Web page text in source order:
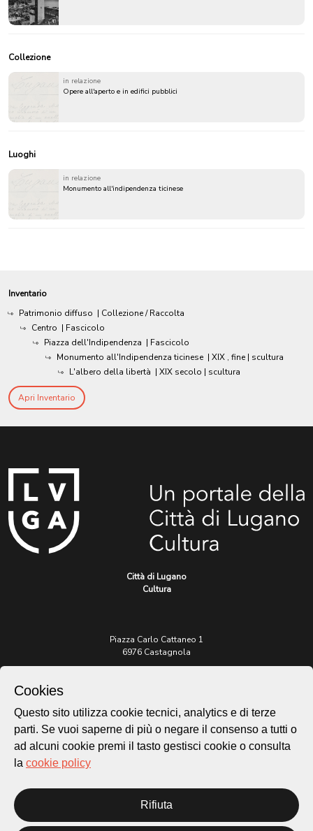
Collezione
in relazione
Opere all'aperto e in edifici pubblici
Luoghi
in relazione
Monumento all'indipendenza ticinese
Inventario
Patrimonio diffuso | Collezione / Raccolta
Centro | Fascicolo
Piazza dell'Indipendenza | Fascicolo
Monumento all'Indipendenza ticinese | XIX , fine | scultura
L'albero della libertà | XIX secolo | scultura
Apri Inventario
Città di Lugano
Cultura
Piazza Carlo Cattaneo 1
6976 Castagnola
Per informazioni:
patrimonio@lugano.ch
t. +41 58 866 68 50
Cookie policy
Credits
Cookies
Questo sito utilizza cookie tecnici, analytics e di terze
parti. Se vuoi saperne di più o negare il consenso a tutti o
ad alcuni cookie premi il tasto gestisci cookie o consulta
la cookie policy
Rifiuta